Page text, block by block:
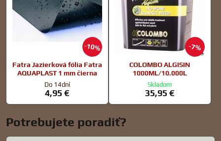
10%
Fatra Jazierková fólia Fatra
AQUAPLAST 1 mm čierna
Do 14dní
4,95 €
7%
COLOMBO ALGISIN
1000ML/10.000L
Skladom
35,95 €
Potrebujete poradiť?